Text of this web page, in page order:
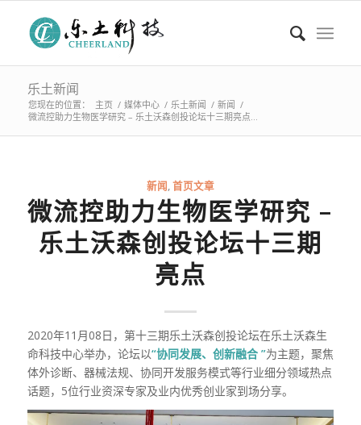
乐土新闻
您现在的位置： 主页 / 媒体中心 / 乐土新闻 / 新闻 /
微流控助力生物医学研究 – 乐土沃森创投论坛十三期亮点...
新闻,首页文章
微流控助力生物医学研究 –
乐土沃森创投论坛十三期
亮点
2020年11月08日，第十三期乐土沃森创投论坛在乐土沃森生
命科技中心举办，论坛以“协同发展、创新融合 ”为主题，聚焦
体外诊断、器械法规、协同开发服务模式等行业细分领域热点
话题，5位行业资深专家及业内优秀创业家到场分享。